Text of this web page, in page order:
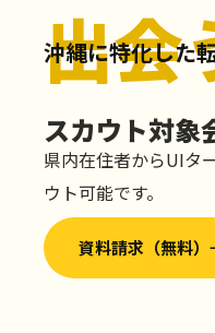
出会
沖縄に特化した
スカウト対象
県内在住者からUIタ
ウト可能です。
資料請求（無料